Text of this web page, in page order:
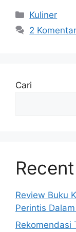
Kategori
Kuliner
2 Komentar
Cari
Review Buku
Perintis
Rekomendasi